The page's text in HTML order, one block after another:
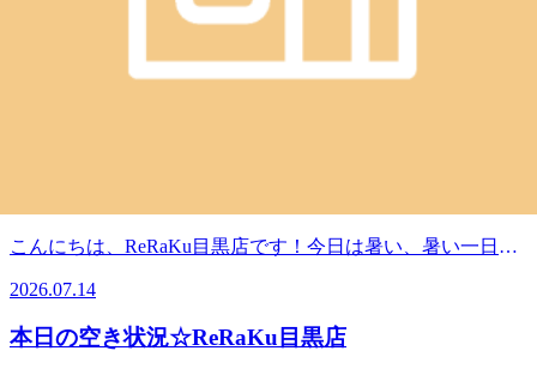
だいてありがとうございます。Re.Ra.Ku目黒店12：30～21：
川＃目黒駅近＃JR山手線＃都営三田線＃東急目黒線＃東京
たいですね。Re.Ra.Ku目黒店は本日も、皆様を笑顔でお待ち
状況は都度変わりますのでご注意ください。スタッフ一同心
本日の空き状況☆ReRaKu目黒店
みいただいてありがとうございます。Re.Ra.Ku目黒店12：30
～21：00（最終受付20：20）TEL．．．03-3491-0212＃目黒
＃目黒川＃目黒駅近＃JR山手線＃都営三田線＃東急目黒線
＃東京メトロ南北線＃もみほぐし＃リラクゼーション＃肩こ
り＃土日祝営業
こんにちは、ReRaKu目黒店です！今日は暑い、暑い一日と
外と室内の温度差により、体調不良になりやすいこの季節に
はぜひリラクゼーションをご利用ください！暑さに負けない
ように、Re.Ra.Ku目黒店は本日も、皆様を笑顔でお待ちして
2026.07.14
本日の空き状況☆ReRaKu目黒店